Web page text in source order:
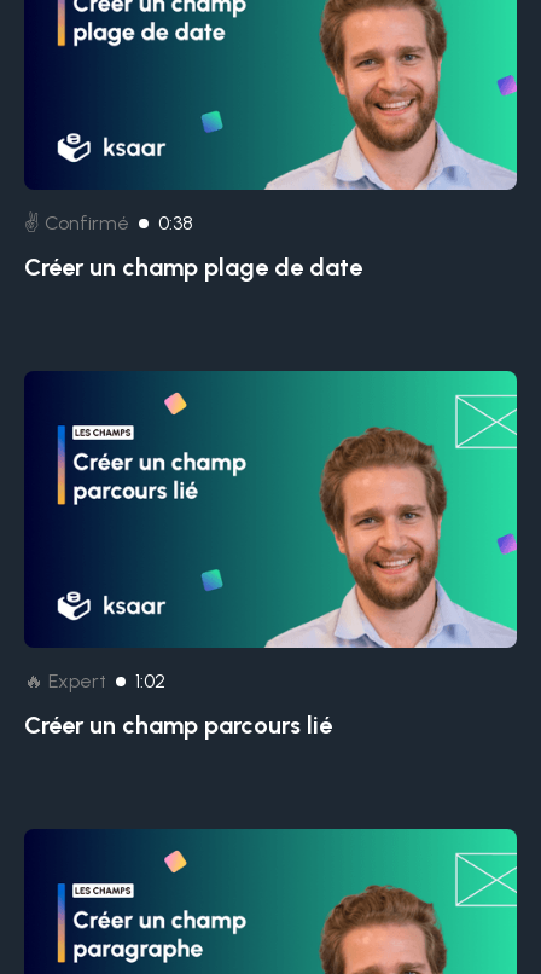
✌️ Confirmé 0:38
Créer un champ plage de date
🔥 Expert 1:02
Créer un champ parcours lié